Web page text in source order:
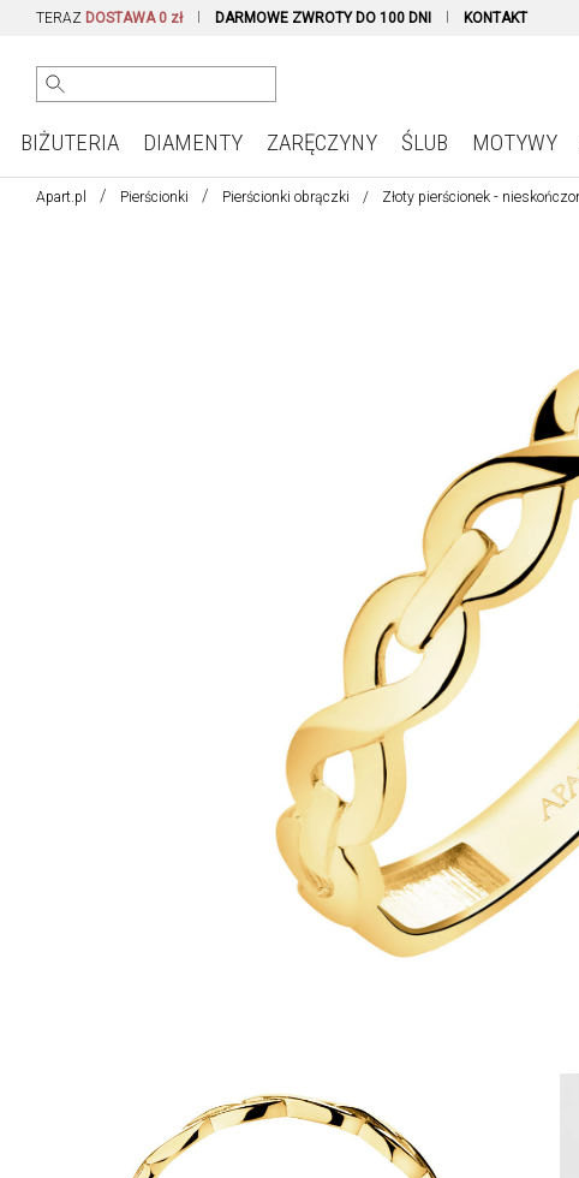
TERAZ DOSTAWA 0 zł DARMOWE ZWROTY DO 100 DNI KONTAKT
BIŻUTERIA DIAMENTY ZARĘCZYNY ŚLUB MOTYWY
Apart.pl Pierścionki Pierścionki obrączki Złoty pierścionek -